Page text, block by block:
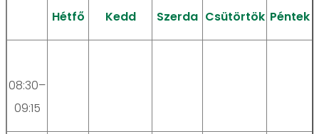
Hétfő Kedd Szerda Csütörtök Péntek
08:30–
09:15